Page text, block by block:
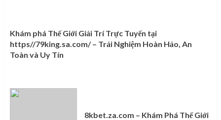
Khám phá Thế Giới Giải Trí Trực Tuyến tại
https//79king.sa.com/ – Trải Nghiệm Hoàn Hảo, An
Toàn và Uy Tín
8kbet.za.com – Khám Phá Thế Giới